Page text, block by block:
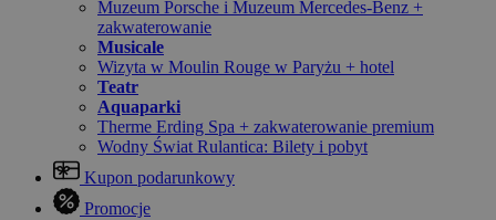
Muzeum Porsche i Muzeum Mercedes-Benz +
zakwaterowanie
Musicale
Wizyta w Moulin Rouge w Paryżu + hotel
Teatr
Aquaparki
Therme Erding Spa + zakwaterowanie premium
Wodny Świat Rulantica: Bilety i pobyt
Kupon podarunkowy
Promocje